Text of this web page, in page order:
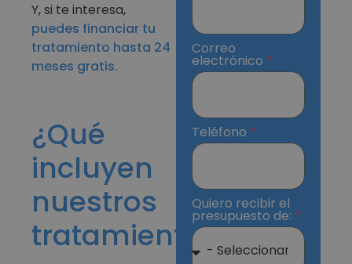
Y, si te interesa,
puedes financiar tu
tratamiento hasta 24
meses gratis.
¿Qué
incluyen
nuestros
tratamientos?
Correo
electrónico
Teléfono
Quiero recibir el
presupuesto de: